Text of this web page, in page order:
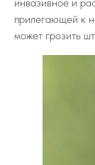
прилегающей к
может грозить